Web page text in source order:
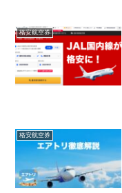
格安航空券
格安航空券